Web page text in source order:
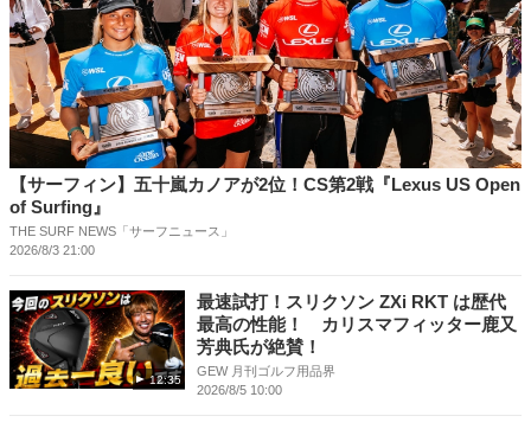
【サーフィン】五十嵐カノアが2位！CS第2戦『Lexus US Open
of Surfing』
THE SURF NEWS「サーフニュース」
2026/8/3 21:00
12:35
最速試打！スリクソン ZXi RKT は歴代
最高の性能！ カリスマフィッター鹿又
芳典氏が絶賛！
GEW 月刊ゴルフ用品界
2026/8/5 10:00